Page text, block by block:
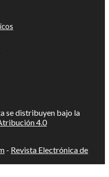
se distribuyen bajo la
4.0
- Revista Electrónica de